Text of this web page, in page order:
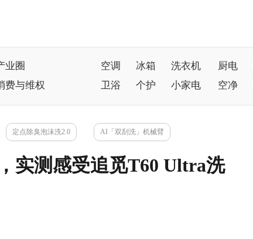
业圈
费与维权
空调 冰箱 洗衣机 厨电
卫浴
个护 小家电 空净
定点除臭泡沫洗2.0 AI「双刮洗」机械臂
实测感受追觅T60 Ultra洗